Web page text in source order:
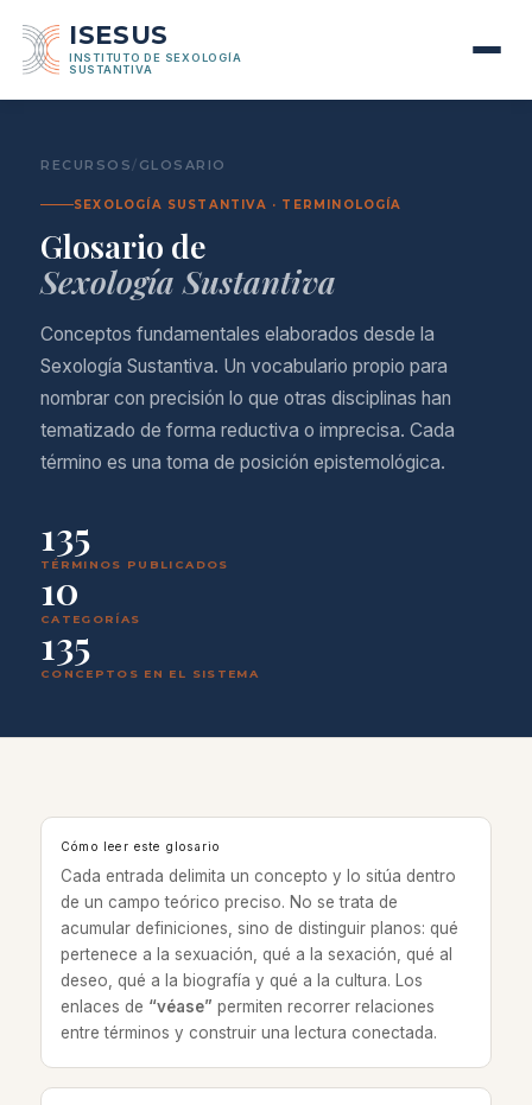
ISESUS
INSTITUTO DE SEXOLOGÍA
SUSTANTIVA
RECURSOS/ GLOSARIO
SEXOLOGÍA SUSTANTIVA · TERMINOLOGÍA
Glosario de
Sexología Sustantiva
Conceptos fundamentales elaborados desde la
Sexología Sustantiva. Un vocabulario propio para
nombrar con precisión lo que otras disciplinas han
tematizado de forma reductiva o imprecisa. Cada
término es una toma de posición epistemológica.
135
TÉRMINOS PUBLICADOS
10
CATEGORÍAS
135
CONCEPTOS EN EL SISTEMA
Cómo leer este glosario
Cada entrada delimita un concepto y lo sitúa dentro
de un campo teórico preciso. No se trata de
acumular definiciones, sino de distinguir planos: qué
pertenece a la sexuación, qué a la sexación, qué al
deseo, qué a la biografía y qué a la cultura. Los
enlaces de “véase” permiten recorrer relaciones
entre términos y construir una lectura conectada.